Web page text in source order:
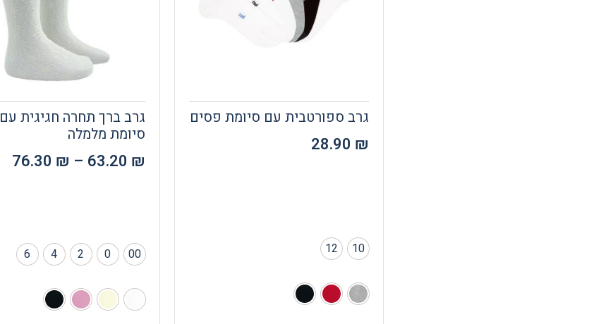
גרב ספורטבית עם סיומת פסים
28.90 ₪
10
12
גרב ברך תחרה חגיגית עם
סיומת מלמלה
63.20 ₪
–
76.30 ₪
00
0
2
4
6